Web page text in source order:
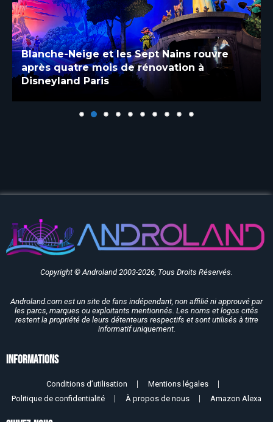
Blanche-Neige et les Sept Nains rouvre
après quatre mois de rénovation à
Disneyland Paris
Copyright © Androland 2003-2026, Tous Droits Réservés.
Androland.com est un site de fans indépendant, non affilié ni approuvé par
les parcs, marques ou exploitants mentionnés. Les noms et logos cités
restent la propriété de leurs détenteurs respectifs et sont utilisés à titre
informatif uniquement.
Informations
Conditions d’utilisation
Mentions légales
Politique de confidentialité
À propos de nous Amazon Alexa